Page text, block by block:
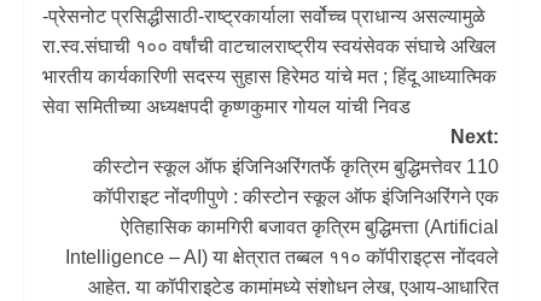
-प्रेसनोट प्रसिद्धीसाठी-राष्ट्रकार्याला सर्वोच्च प्राधान्य असल्यामुळे
रा.स्व.संघाची १०० वर्षांची वाटचालराष्ट्रीय स्वयंसेवक संघाचे अखिल
भारतीय कार्यकारिणी सदस्य सुहास हिरेमठ यांचे मत ; हिंदू आध्यात्मिक
सेवा समितीच्या अध्यक्षपदी कृष्णकुमार गोयल यांची निवड
Next:
कीस्टोन स्कूल ऑफ इंजिनिअरिंगतर्फे कृत्रिम बुद्धिमत्तेवर 110
कॉपीराइट नोंदणीपुणे : कीस्टोन स्कूल ऑफ इंजिनिअरिंगने एक
ऐतिहासिक कामगिरी बजावत कृत्रिम बुद्धिमत्ता (Artificial
Intelligence – AI) या क्षेत्रात तब्बल ११० कॉपीराइट्स नोंदवले
आहेत. या कॉपीराइटेड कामांमध्ये संशोधन लेख, एआय-आधारित